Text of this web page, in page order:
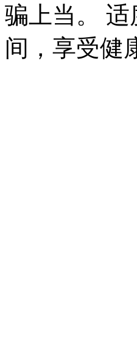
骗上当。
间，享受健